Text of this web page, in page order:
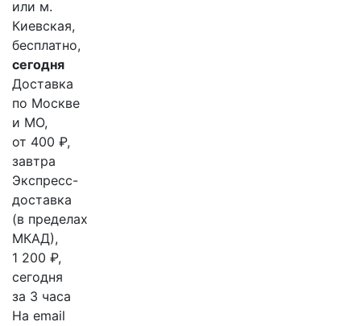
или м.
Киевская,
бесплатно,
сегодня
Доставка
по Москве
и МО,
от 400 ₽,
завтра
Экспресс-
доставка
(в пределах
МКАД),
1 200 ₽,
сегодня
за 3 часа
На email